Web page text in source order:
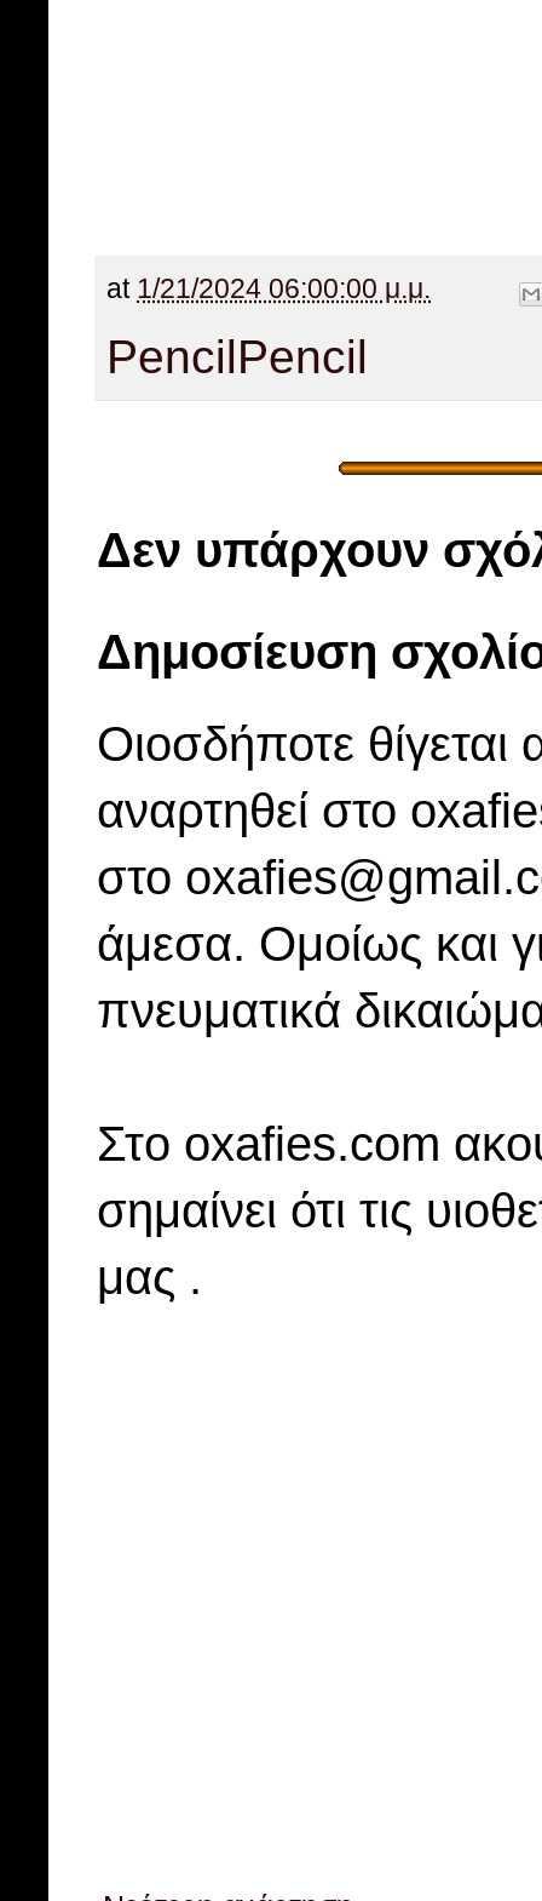
at 1/21/2024 06:00:00 μ.μ.
PencilPencil
Δεν υπάρχουν
Δημοσίευση
Οιοσδήποτε
αναρτηθεί στο
στο
άμεσα. Ομοίως και
πνευματικά
Στo oxafies.com
σημαίνει ότι τις
μας .